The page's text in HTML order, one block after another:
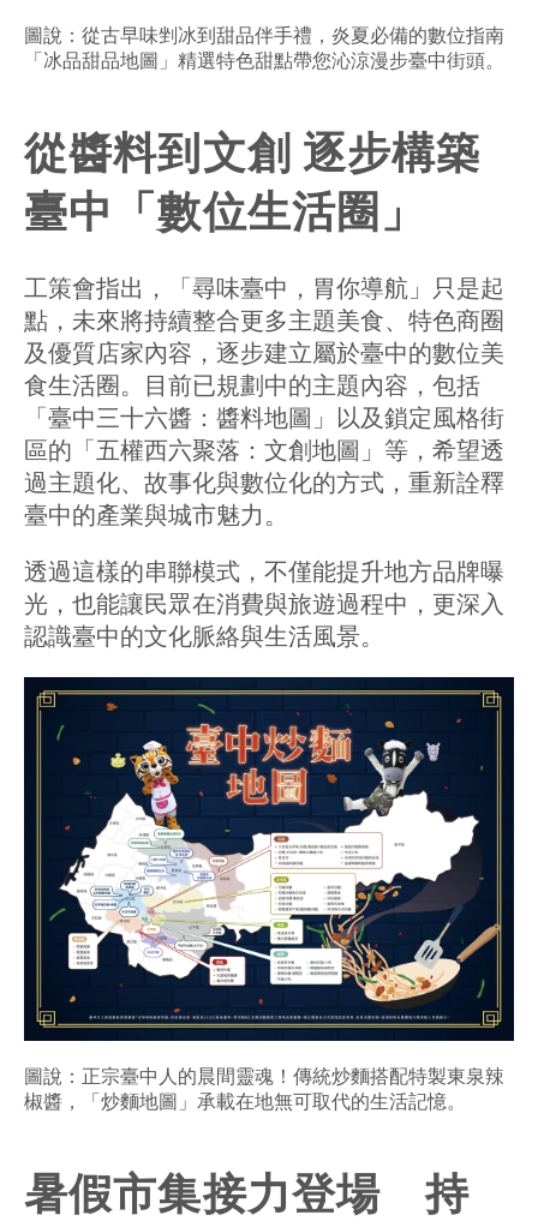
圖說：從古早味剉冰到甜品伴手禮，炎夏必備的數位指南
「冰品甜品地圖」精選特色甜點帶您沁涼漫步臺中街頭。
從醬料到文創 逐步構築
臺中「數位生活圈」
工策會指出，「尋味臺中，胃你導航」只是起
點，未來將持續整合更多主題美食、特色商圈
及優質店家內容，逐步建立屬於臺中的數位美
食生活圈。目前已規劃中的主題內容，包括
「臺中三十六醬：醬料地圖」以及鎖定風格街
區的「五權西六聚落：文創地圖」等，希望透
過主題化、故事化與數位化的方式，重新詮釋
臺中的產業與城市魅力。
透過這樣的串聯模式，不僅能提升地方品牌曝
光，也能讓民眾在消費與旅遊過程中，更深入
認識臺中的文化脈絡與生活風景。
圖說：正宗臺中人的晨間靈魂！傳統炒麵搭配特製東泉辣
椒醬，「炒麵地圖」承載在地無可取代的生活記憶。
暑假市集接力登場 持